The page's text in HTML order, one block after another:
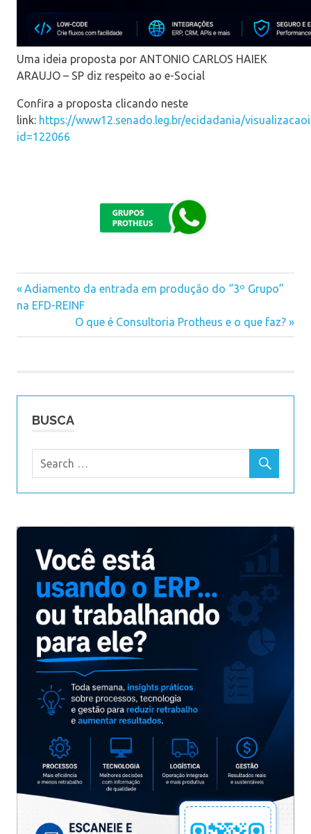
Uma ideia proposta por ANTONIO CARLOS HAIEK
ARAUJO – SP diz respeito ao e-Social
Confira a proposta clicando neste
link: https://www12.senado.leg.br/ecidadania/
id=122066
social
Navegação
Previous
Post:
Adiamento da entrada em produção do “3º Grupo”
na EFD-REINF
Next
Post:
O que é Consultoria Protheus e o que faz?
BUSCA